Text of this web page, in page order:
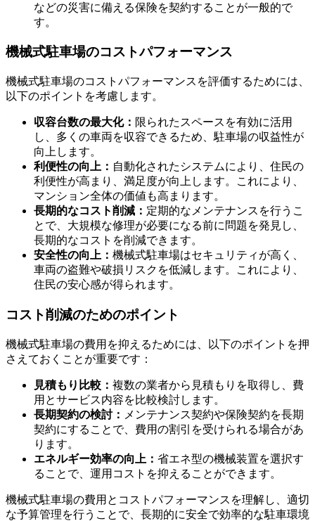
管理費用の見積もりと予算管理
緊急時の対応方法
などの災害に備える保険を契約することが一般的で
す。
機械式駐車場のコストパフォーマンス
機械式駐車場のコストパフォーマンスを評価するためには、
以下のポイントを考慮します。
収容台数の最大化： 限られたスペースを有効に活用
し、多くの車両を収容できるため、駐車場の収益性が
向上します。
利便性の向上： 自動化されたシステムにより、住民の
利便性が高まり、満足度が向上します。これにより、
マンション全体の価値も高まります。
長期的なコスト削減： 定期的なメンテナンスを行うこ
とで、大規模な修理が必要になる前に問題を発見し、
長期的なコストを削減できます。
安全性の向上： 機械式駐車場はセキュリティが高く、
車両の盗難や破損リスクを低減します。これにより、
住民の安心感が得られます。
コスト削減のためのポイント
機械式駐車場の費用を抑えるためには、以下のポイントを押
さえておくことが重要です：
見積もり比較： 複数の業者から見積もりを取得し、費
用とサービス内容を比較検討します。
長期契約の検討： メンテナンス契約や保険契約を長期
契約にすることで、費用の割引を受けられる場合があ
ります。
エネルギー効率の向上： 省エネ型の機械装置を選択す
ることで、運用コストを抑えることができます。
機械式駐車場の費用とコストパフォーマンスを理解し、適切
な予算管理を行うことで、長期的に安全で効率的な駐車環境